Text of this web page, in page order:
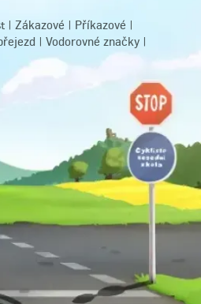
| Zákazové | Příkazové |
| Vodorovné značky |